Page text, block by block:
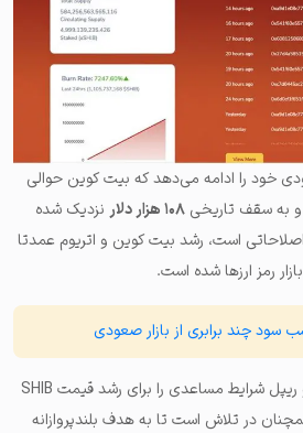
خود را ادامه می‌دهد که بیت کوین حوالی
به سقف تاریخی ۱۰۸ هزار دلار
نزدیک شده
است، رشد بیت کوین و اتریوم عمدتا
رمز ارزها شده است.
سود چند برابری از بازار صعودی
افزایش ارزش اتریوم، سولانا و ریپل شرایط مساعدی را برای رشد قیمت SHIB
در تلاش است تا به هدف بلندپروازانه